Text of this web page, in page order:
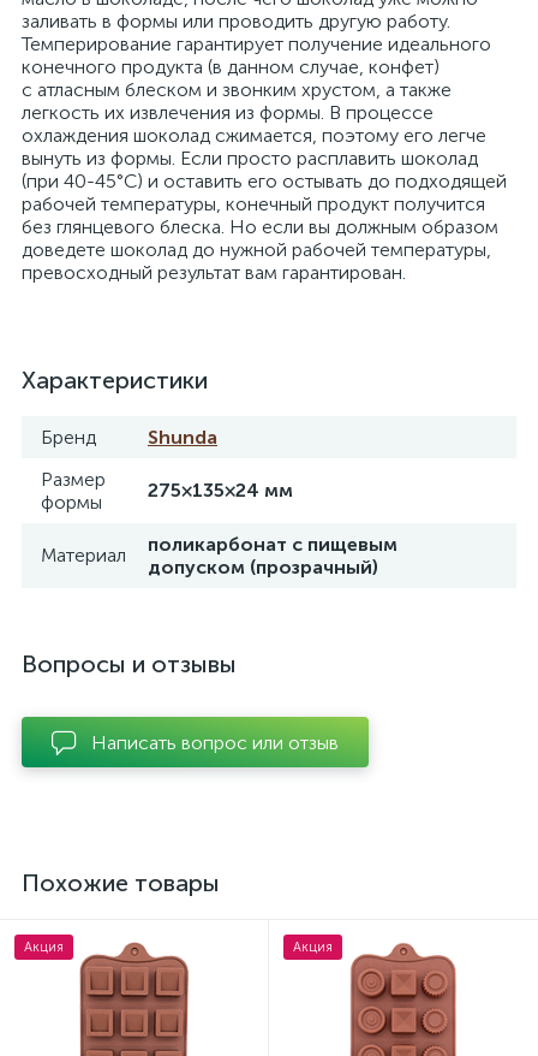
заливать в формы или проводить другую работу.
Темперирование гарантирует получение идеального
конечного продукта (в данном случае, конфет)
с атласным блеском и звонким хрустом, а также
легкость их извлечения из формы. В процессе
охлаждения шоколад сжимается, поэтому его легче
вынуть из формы. Если просто расплавить шоколад
(при 40-45°C) и оставить его остывать до подходящей
рабочей температуры, конечный продукт получится
без глянцевого блеска. Но если вы должным образом
доведете шоколад до нужной рабочей температуры,
превосходный результат вам гарантирован.
Характеристики
Бренд
Shunda
Размер
формы
275×135×24 мм
Материал
поликарбонат с пищевым
допуском (прозрачный)
Вопросы и отзывы
Написать вопрос или отзыв
Похожие товары
Акция Акция